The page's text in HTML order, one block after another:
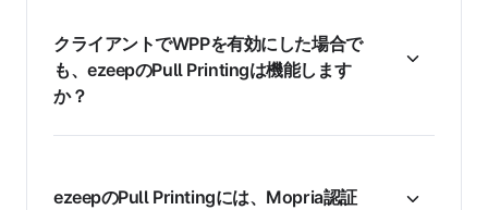
クライアントでWPPを有効にした場合で
も、ezeepのPull Printingは機能します
か？
ezeepのPull Printingには、Mopria認証